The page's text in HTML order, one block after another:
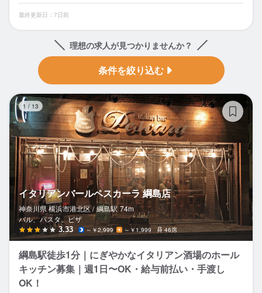
最終更新日：7日前
理想の求人が見つかりませんか？
条件を絞り込む
1 / 13
イタリアンバールペスカーラ 綱島店
神奈川県 横浜市港北区 / 綱島駅 74m
バル、パスタ、ピザ
3.33 ～￥2,999 ～￥1,999 46席
綱島駅徒歩1分｜にぎやかなイタリアン酒場のホール
キッチン募集｜週1日〜OK・給与前払い・手渡し
OK！